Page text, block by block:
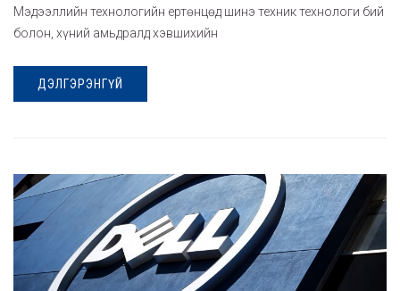
Мэдээллийн технологийн ертөнцөд шинэ техник технологи бий
болон, хүний амьдралд хэвшихийн
ДЭЛГЭРЭНГҮЙ